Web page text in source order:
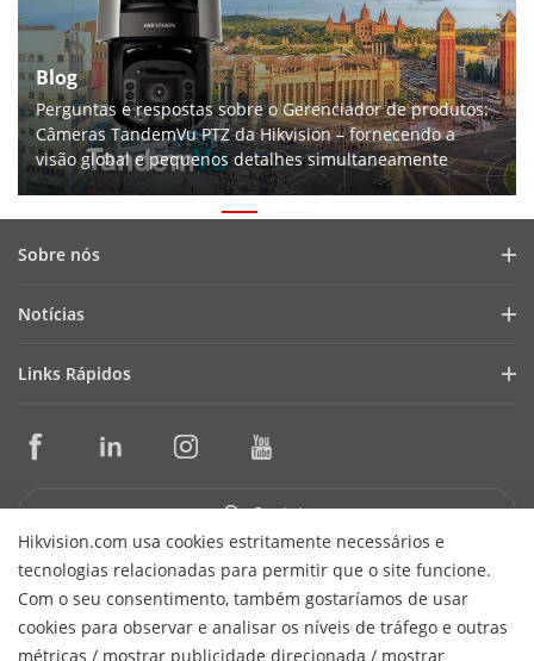
Blog
Perguntas e respostas sobre o Gerenciador de produtos:
Câmeras TandemVu PTZ da Hikvision – fornecendo a
visão global e pequenos detalhes simultaneamente
Hikvision.com usa cookies estritamente necessários e
tecnologias relacionadas para permitir que o site funcione.
Com o seu consentimento, também gostaríamos de usar
cookies para observar e analisar os níveis de tráfego e outras
métricas / mostrar publicidade direcionada / mostrar
Sobre nós
Cibersegurança
Sustentabilidade
Fale Conosco
Perguntas Frequentes
Notícias
Casos de Sucesso
Links Rápidos
Ferramentas de Instalação e Manutenção
SDKs de Integração
Garantia e Troca Expressa
Suporte Técnico
Contato
Receber Newsletter
Hikvision do Brasil Comércio de Equipamentos de Segurança